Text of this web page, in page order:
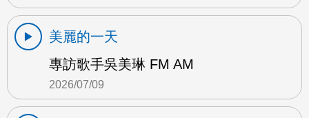
美麗的一天
專訪歌手吳美琳 FM AM
2026/07/09